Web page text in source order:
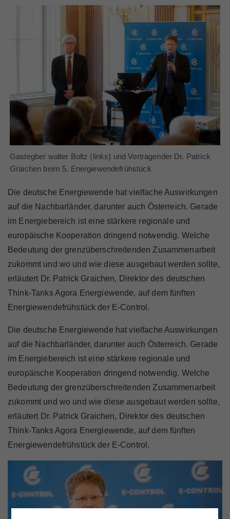
Marktteilnehmer
Gastegber walter Boltz (links) und Vortragender Dr. Patrick
Graichen beim 5. Energiewendefrühstück
Die deutsche Energiewende hat vielfache Auswirkungen
auf die Nachbarländer, darunter auch Österreich. Gerade
im Energiebereich ist eine stärkere regionale und
europäische Kooperation dringend notwendig. Welche
Bedeutung der grenzüberschreitenden Zusammenarbeit
zukommt und wo und wie diese ausgebaut werden sollte,
erläutert Dr. Patrick Graichen, Direktor des deutschen
Think-Tanks Agora Energiewende, auf dem fünften
Energiewendefrühstück der E-Control .
Die deutsche Energiewende hat vielfache Auswirkungen
auf die Nachbarländer, darunter auch Österreich. Gerade
im Energiebereich ist eine stärkere regionale und
europäische Kooperation dringend notwendig. Welche
Bedeutung der grenzüberschreitenden Zusammenarbeit
zukommt und wo und wie diese ausgebaut werden sollte,
erläutert Dr. Patrick Graichen, Direktor des deutschen
Think-Tanks Agora Energiewende, auf dem fünften
Energiewendefrühstück der E-Control.